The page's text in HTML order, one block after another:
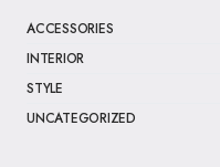
ACCESSORIES
INTERIOR
STYLE
UNCATEGORIZED